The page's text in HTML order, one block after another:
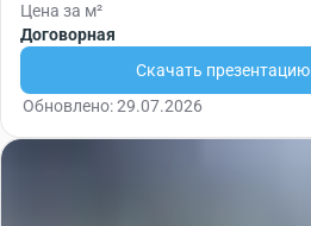
Цена за м²
Договорная
Скачать презентацию
Обновлено: 29.07.2026